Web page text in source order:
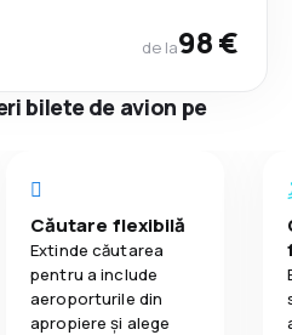
de la98 €
bilete de avion pe
Căutare flexibilă
Extinde căutarea
pentru a include
aeroporturile din
apropiere și alege